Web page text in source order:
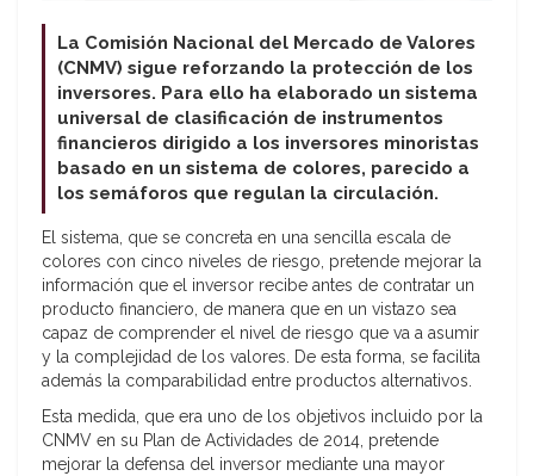
La Comisión Nacional del Mercado de Valores
(CNMV) sigue reforzando la protección de los
inversores. Para ello ha elaborado un sistema
universal de clasificación de instrumentos
financieros dirigido a los inversores minoristas
basado en un sistema de colores, parecido a
los semáforos que regulan la circulación.
El sistema, que se concreta en una sencilla escala de
colores con cinco niveles de riesgo, pretende mejorar la
información que el inversor recibe antes de contratar un
producto financiero, de manera que en un vistazo sea
capaz de comprender el nivel de riesgo que va a asumir
y la complejidad de los valores. De esta forma, se facilita
además la comparabilidad entre productos alternativos.
Esta medida, que era uno de los objetivos incluido por la
CNMV en su Plan de Actividades de 2014, pretende
mejorar la defensa del inversor mediante una mayor